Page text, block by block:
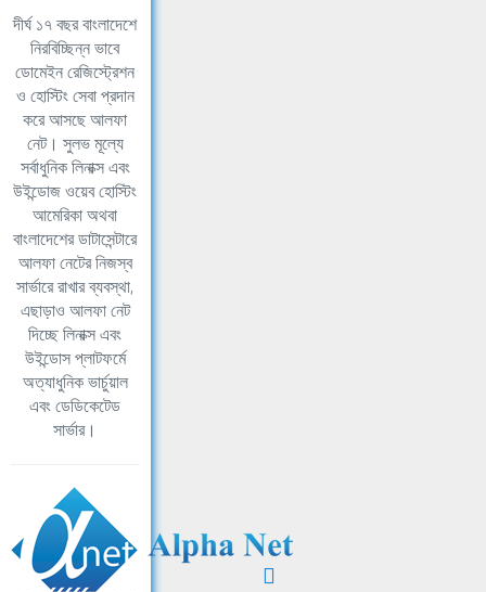
দীর্ঘ ১৭ বছর বাংলাদেশে
নিরবিচ্ছিন্ন ভাবে
ডোমেইন রেজিস্ট্রেশন
ও হোস্টিং সেবা প্রদান
করে আসছে আলফা
নেট। সুলভ মূল্যে
সর্বাধুনিক লিনাক্স এবং
উইন্ডোজ ওয়েব হোস্টিং
আমেরিকা অথবা
বাংলাদেশের ডাটাসেন্টারে
আলফা নেটের নিজস্ব
সার্ভারে রাখার ব্যবস্থা,
এছাড়াও আলফা নেট
দিচ্ছে লিনাক্স এবং
উইন্ডোস প্লাটফর্মে
অত্যাধুনিক ভার্চুয়াল
এবং ডেডিকেটেড
সার্ভার।